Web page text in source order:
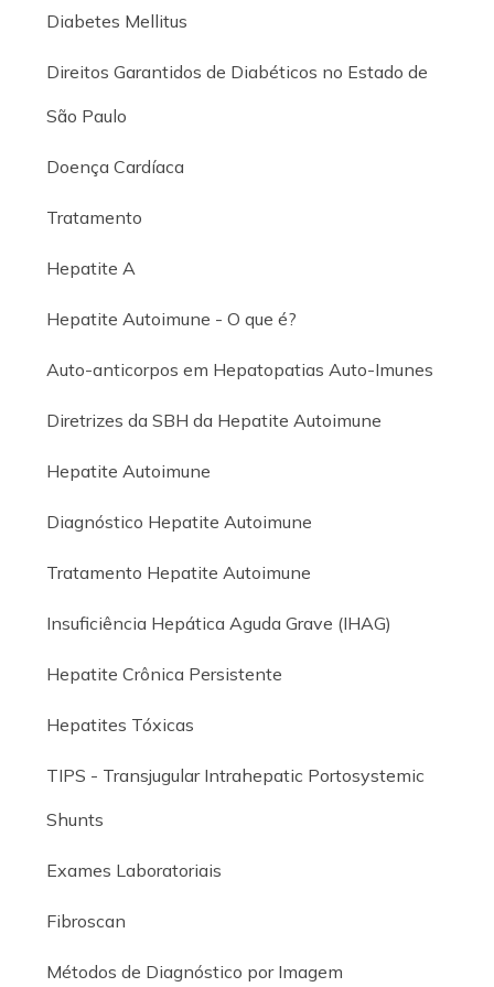
Diabetes Mellitus
Direitos Garantidos de Diabéticos no Estado de
São Paulo
Doença Cardíaca
Tratamento
Hepatite A
Hepatite Autoimune - O que é?
Auto-anticorpos em Hepatopatias Auto-Imunes
Diretrizes da SBH da Hepatite Autoimune
Hepatite Autoimune
Diagnóstico Hepatite Autoimune
Tratamento Hepatite Autoimune
Insuficiência Hepática Aguda Grave (IHAG)
Hepatite Crônica Persistente
Hepatites Tóxicas
TIPS - Transjugular Intrahepatic Portosystemic
Shunts
Exames Laboratoriais
Fibroscan
Métodos de Diagnóstico por Imagem